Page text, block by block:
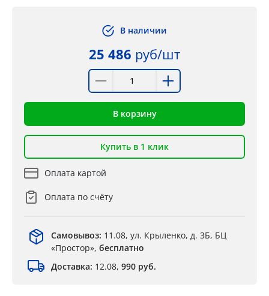
В наличии
25 486 руб/шт
В корзину
Купить в 1 клик
Оплата картой
Оплата по счёту
Самовывоз: 11.08, ул. Крыленко, д. 3Б, БЦ
«Простор», бесплатно
Доставка: 12.08, 990 руб.